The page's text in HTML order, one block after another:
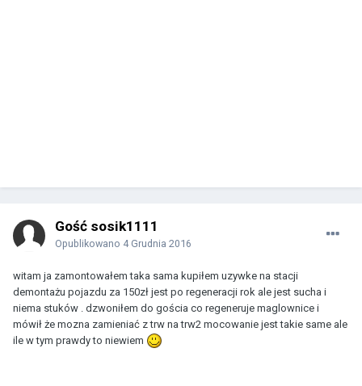
Gość sosik1111
Opublikowano 4 Grudnia 2016
witam ja zamontowałem taka sama kupiłem uzywke na stacji
demontażu pojazdu za 150zł jest po regeneracji rok ale jest sucha i
niema stuków . dzwoniłem do gościa co regeneruje maglownice i
mówił że mozna zamieniać z trw na trw2 mocowanie jest takie same ale
ile w tym prawdy to niewiem